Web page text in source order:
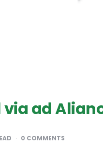
via ad
0 COMMENTS